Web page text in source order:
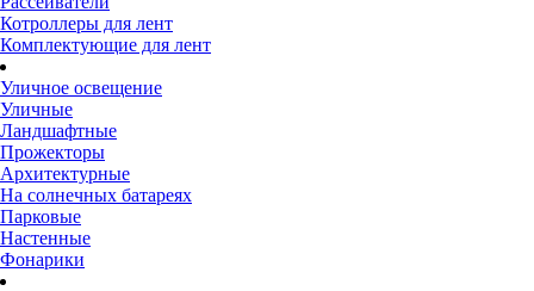
Котроллеры для лент
Комплектующие для лент
Уличное освещение
Уличные
Ландшафтные
Прожекторы
Архитектурные
На солнечных батареях
Парковые
Настенные
Фонарики